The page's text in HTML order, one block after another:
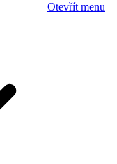
Otevřít menu